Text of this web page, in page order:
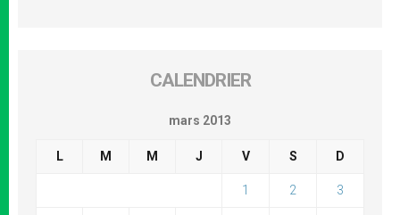
CALENDRIER
mars 2013
L M M J V S D
1 2 3